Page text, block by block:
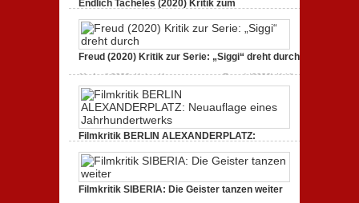
durch ein gespaltenes Amerika.
Endlich Tacheles (2020) Kritik zum
Dokumentarfilm: unverständlich,
unmissverständlich.
19. Mai 2020,Keine Kommentarezu Endlich Tacheles
(2020) Kritik zum Dokumentarfilm: unverständlich,
Freud (2020) Kritik zur Serie: „Siggi“ dreht durch
11. April 2020,Keine Kommentarezu Freud (2020) Kritik
zur Serie: „Siggi“ dreht durch
Filmkritik BERLIN ALEXANDERPLATZ:
Neuauflage eines Jahrhundertwerks
1. März 2020,
ALEXANDERPLATZ: Neuauflage eines
Jahrhundertwerks
Filmkritik SIBERIA: Die Geister tanzen weiter